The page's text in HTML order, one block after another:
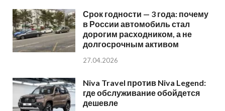
Срок годности — 3 года: почему
в России автомобиль стал
дорогим расходником, а не
долгосрочным активом
27.04.2026
Niva Travel против Niva Legend:
где обслуживание обойдется
дешевле